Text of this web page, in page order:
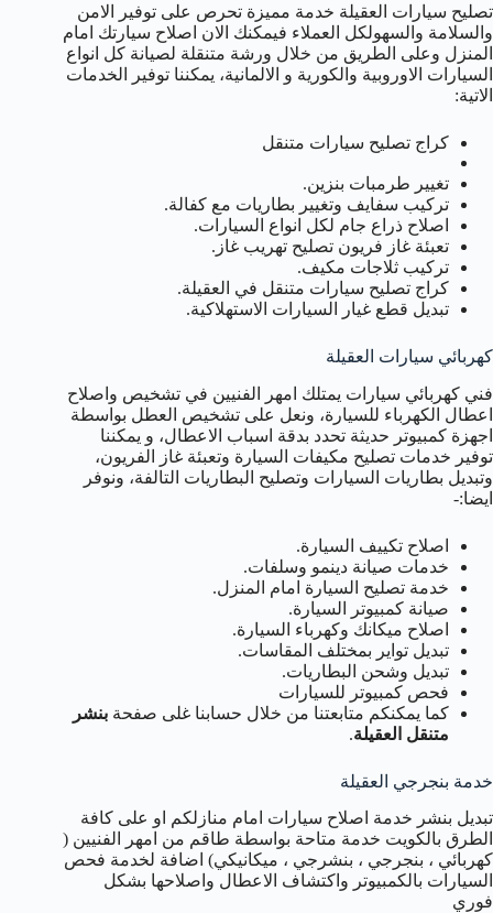
تصليح سيارات العقيلة خدمة مميزة تحرص على توفير الامن
والسلامة والسهولكل العملاء فيمكنك الان اصلاح سيارتك امام
المنزل وعلى الطريق من خلال ورشة متنقلة لصيانة كل انواع
السيارات الاوروبية والكورية و الالمانية، يمكننا توفير الخدمات
الاتية:
كراج تصليح سيارات متنقل
تغيير طرمبات بنزين.
تركيب سفايف وتغيير بطاريات مع كفالة.
اصلاح ذراع جام لكل انواع السيارات.
تعبئة غاز فريون تصليح تهريب غاز.
تركيب ثلاجات مكيف.
كراج تصليح سيارات متنقل في العقيلة.
تبديل قطع غيار السيارات الاستهلاكية.
كهربائي سيارات العقيلة
فني كهربائي سيارات يمتلك امهر الفنيين في تشخيص واصلاح
اعطال الكهرباء للسيارة، ونعل على تشخيص العطل بواسطة
اجهزة كمبيوتر حديثة تحدد بدقة اسباب الاعطال، و يمكننا
توفير خدمات تصليح مكيفات السيارة وتعبئة غاز الفريون،
وتبديل بطاريات السيارات وتصليح البطاريات التالفة، ونوفر
ايضا:-
اصلاح تكييف السيارة.
خدمات صيانة دينمو وسلفات.
خدمة تصليح السيارة امام المنزل.
صيانة كمبيوتر السيارة.
اصلاح ميكانك وكهرباء السيارة.
تبديل تواير بمختلف المقاسات.
تبديل وشحن البطاريات.
فحص كمبيوتر للسيارات
كما يمكنكم متابعتنا من خلال حسابنا غلى صفحة بنشر
متنقل العقيلة.
خدمة بنجرجي العقيلة
تبديل بنشر خدمة اصلاح سيارات امام منازلكم او على كافة
الطرق بالكويت خدمة متاحة بواسطة طاقم من امهر الفنيين (
كهربائي ، بنجرجي ، بنشرجي ، ميكانيكي) اضافة لخدمة فحص
السيارات بالكمبيوتر واكتشاف الاعطال واصلاحها بشكل
فوري